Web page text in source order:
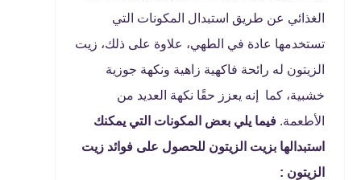
الغذائي عن طريق استبدال المكونات التي
تستخدمها عادة في الطهي، علاوة على ذلك، زيت
الزيتون له رائحة فاكهية زاهية ونكهة جوزية
خشبية، كما إنه يعزز حقًا نكهة العديد من
الأطعمة. فيما يلي بعض المكونات التي يمكنك
استبدالها بزيت الزيتون للحصول على فوائد زيت
الزيتون :